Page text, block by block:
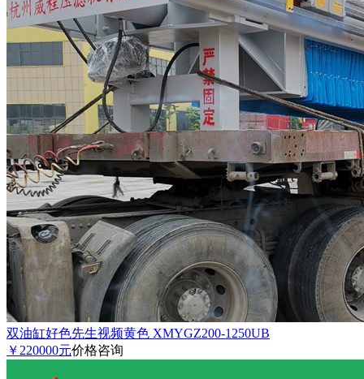
双油缸好色先生视频黄色 XMYGZ200-1250UB
￥220000元价格咨询